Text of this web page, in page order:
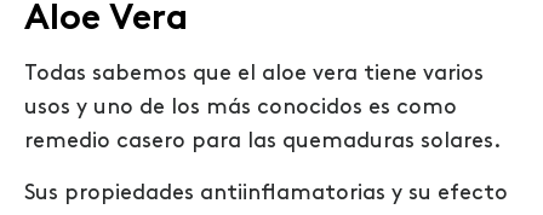
Aloe Vera
Todas sabemos que el aloe vera tiene varios
usos y uno de los más conocidos es como
remedio casero para las quemaduras solares.
Sus propiedades antiinflamatorias y su efecto